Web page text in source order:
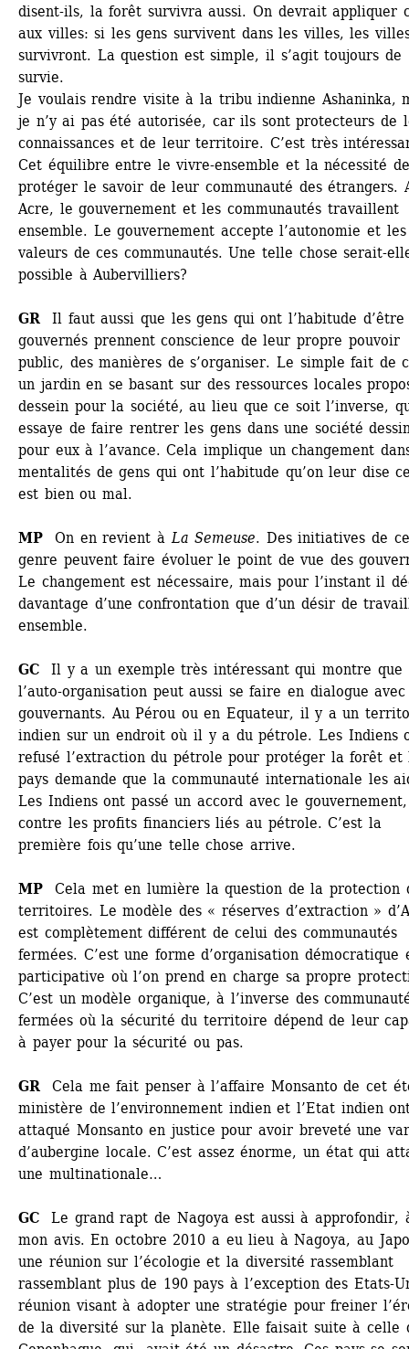
disent-ils, la forêt survivra aussi. On devrait appliquer
aux villes: si les gens survivent dans les villes, les
survivront. La question est simple, il s’agit toujours de
survie.
Je voulais rendre visite à la tribu indienne Ashaninka,
je n’y ai pas été autorisée, car ils sont protecteurs de
connaissances et de leur territoire. C’est très
Cet équilibre entre le vivre-ensemble et la nécessité de
protéger le savoir de leur communauté des étrangers.
Acre, le gouvernement et les communautés travaillent
ensemble. Le gouvernement accepte l’autonomie et les
valeurs de ces communautés. Une telle chose serait-
possible à Aubervilliers?
GR Il faut aussi que les gens qui ont l’habitude d’être
gouvernés prennent conscience de leur propre pouvoir
public, des manières de s’organiser. Le simple fait de
un jardin en se basant sur des ressources locales
dessein pour la société, au lieu que ce soit l’inverse,
essaye de faire rentrer les gens dans une société
pour eux à l’avance. Cela implique un changement
mentalités de gens qui ont l’habitude qu’on leur dise
est bien ou mal.
MP On en revient à La Semeuse. Des initiatives de ce
genre peuvent faire évoluer le point de vue des
Le changement est nécessaire, mais pour l’instant il
davantage d’une confrontation que d’un désir de
ensemble.
GC Il y a un exemple très intéressant qui montre que
l’auto-organisation peut aussi se faire en dialogue
gouvernants. Au Pérou ou en Equateur, il y a un
indien sur un endroit où il y a du pétrole. Les Indiens
refusé l’extraction du pétrole pour protéger la forêt et
pays demande que la communauté internationale les
Les Indiens ont passé un accord avec le gouvernement,
contre les profits financiers liés au pétrole. C’est la
première fois qu’une telle chose arrive.
MP Cela met en lumière la question de la protection
territoires. Le modèle des « réserves d’extraction »
est complètement différent de celui des communautés
fermées. C’est une forme d’organisation démocratique
participative où l’on prend en charge sa propre
C’est un modèle organique, à l’inverse des
fermées où la sécurité du territoire dépend de leur
à payer pour la sécurité ou pas.
GR
Cela me fait penser à l’affaire Monsanto de cet
ministère de l’environnement indien et l’Etat indien
attaqué Monsanto en justice pour avoir breveté une
d’aubergine locale. C’est assez énorme, un état qui
une multinationale…
GC Le grand rapt de Nagoya est aussi à approfondir,
mon avis. En octobre 2010 a eu lieu à Nagoya, au
une réunion sur l’écologie et la diversité rassemblant
rassemblant plus de 190 pays à l’exception des Etats-
réunion visant à adopter une stratégie pour freiner
de la diversité sur la planète. Elle faisait suite à celle